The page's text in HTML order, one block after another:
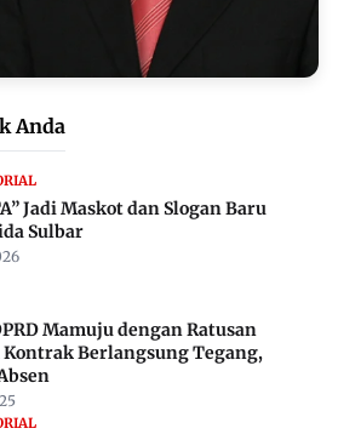
Anda
Jadi Maskot dan Slogan Baru
Sulbar
Mamuju dengan Ratusan
Kontrak Berlangsung Tegang,